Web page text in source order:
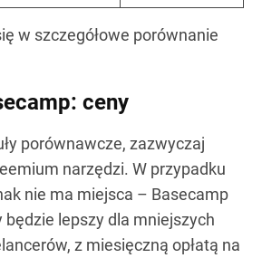
w szczegółowe porównanie
ceny
porównawcze, zazwyczaj
narzędzi. W przypadku
nie ma miejsca – Basecamp
będzie lepszy dla mniejszych
z miesięczną opłatą na